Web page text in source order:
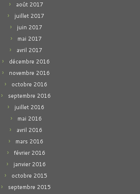
août 2017
juillet 2017
juin 2017
mai 2017
avril 2017
décembre 2016
novembre 2016
octobre 2016
septembre 2016
juillet 2016
mai 2016
avril 2016
mars 2016
février 2016
janvier 2016
octobre 2015
septembre 2015